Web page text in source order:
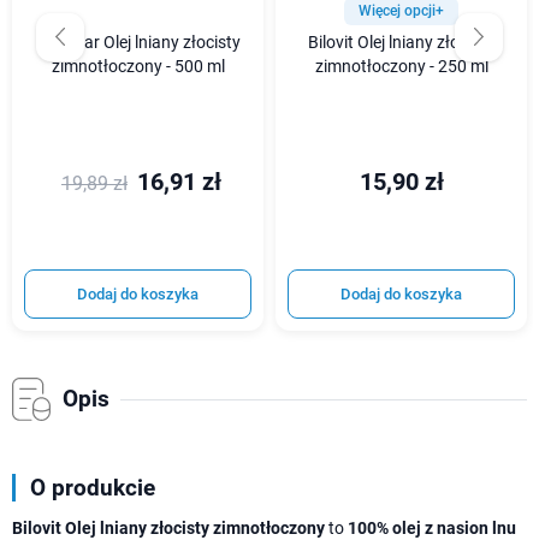
Wellbear Olej lniany złocisty
zimnotłoczony - 500 ml
19,89 zł 16,91 zł
Dodaj do koszyka
Więcej opcji+
Bilovit Olej lniany złocisty
zimnotłoczony - 250 ml
15,90 zł
Dodaj do koszyka
Opis
O produkcie
Bilovit Olej lniany złocisty zimnotłoczonyto 100% olej z nasion lnu